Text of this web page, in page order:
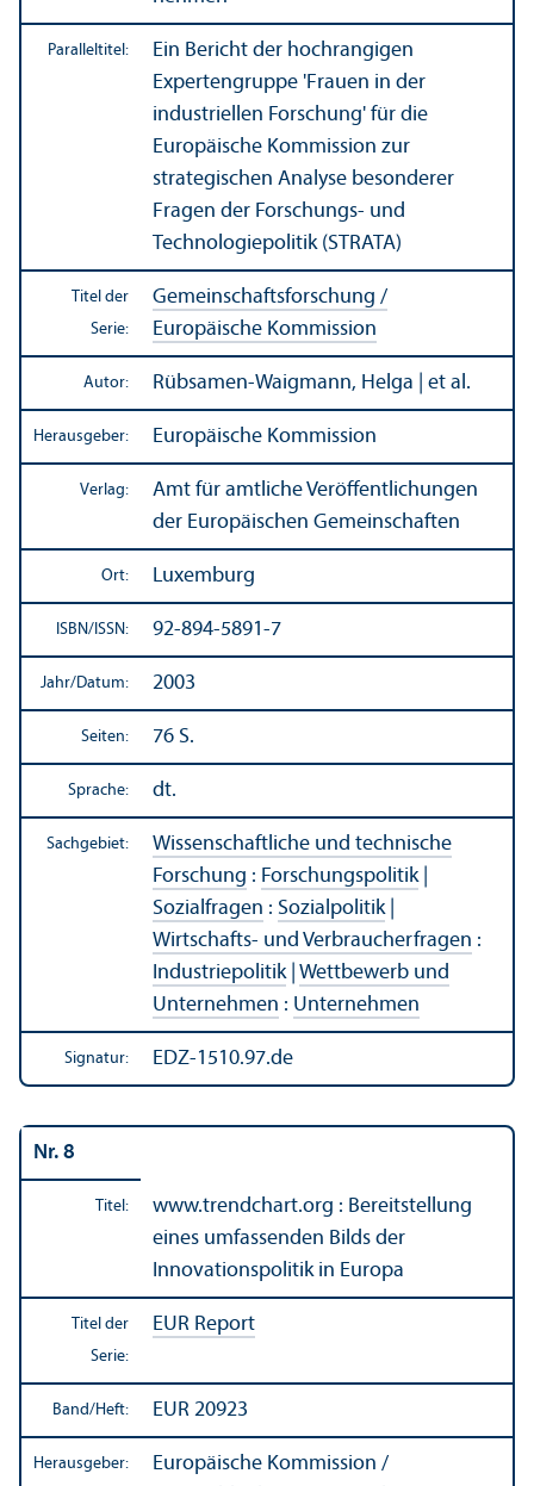
Paralleltitel:
Ein Bericht der hochrangigen
Experten­gruppe 'Frauen in der
industriellen Forschung' für die
Europäische Kommission zur
strategischen Analyse besonderer
Fragen der Forschungs- und
Technologiepolitik (STRATA)
Titel der
Serie:
Gemeinschafts­forschung /
Europäische Kommission
Autor: Rübsamen-Waigmann, Helga | et al.
Herausgeber: Europäische Kommission
Verlag:
Amt für amtliche Veröffentlichungen
der Europäischen Gemeinschaften
Ort: Luxemburg
ISBN/ ISSN: 92-894-5891-7
Jahr/Datum: 2003
Seiten: 76 S.
Sprache: dt.
Sachgebiet:
Wissenschaft­liche und technische
Forschung : Forschungs­politik|
Sozialfragen : Sozialpolitik|
Wirtschafts- und Verbraucherfragen :
Industriepolitik| Wettbewerb und
Unter­nehmen : Unter­nehmen
Signatur: EDZ-1510.97.de
Nr. 8
Titel:
www.trendchart.org : Bereitstellung
eines umfassenden Bilds der
Innovations­politik in Europa
Titel der
Serie:
EUR Report
Band/Heft: EUR 20923
Herausgeber:
Europäische Kommission /